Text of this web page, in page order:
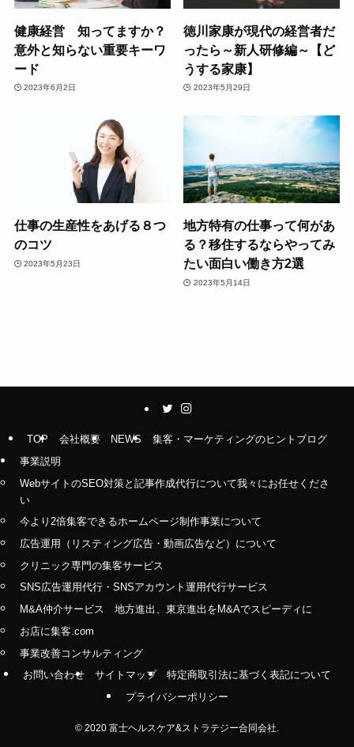
健康経営 知ってますか？
意外と知らない重要キーワ
ード
2023年6月2日
徳川家康が現代の経営者だ
ったら～新人研修編～【ど
うする家康】
2023年5月29日
仕事の生産性をあげる８つ
のコツ
2023年5月23日
地方特有の仕事って何があ
る？移住するならやってみ
たい面白い働き方2選
2023年5月14日
TOP 会社概要 NEWS
集客・マーケティングのヒントブログ
事業説明
WebサイトのSEO対策と記事作成代行について我々にお任せくださ
い
今より2倍集客できるホームページ制作事業について
広告運用（リスティング広告・動画広告など）について
クリニック専門の集客サービス
SNS広告運用代行・SNSアカウント運用代行サービス
M&A仲介サービス 地方進出、東京進出をM&Aでスピーディに
お店に集客.com
事業改善コンサルティング
お問い合わせ
サイトマップ
特定商取引法に基づく表記について
プライバシーポリシー
© 2020 富士ヘルスケア&ストラテジー合同会社.